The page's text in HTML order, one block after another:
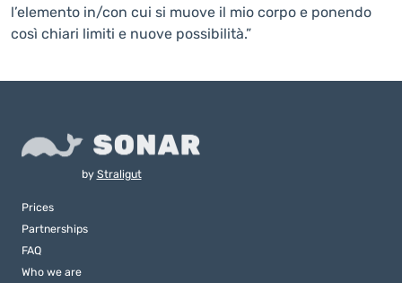
l’elemento in/con cui si muove il mio corpo e ponendo
così chiari limiti e nuove possibilità.”
by Straligut
Prices
Partnerships
FAQ
Who we are